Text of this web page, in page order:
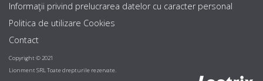
Informaţii privind prelucrarea datelor cu caracter personal
Politica de utilizare Cookies
Contact
Copyright © 2021
Lionment SRL Toate drepturile rezervate.